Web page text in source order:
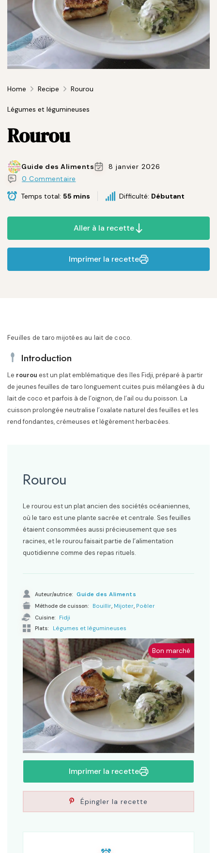
Home Recipe Rourou
Légumes et légumineuses
Rourou
Guide des Aliments
8 janvier 2026
0 Commentaire
Temps total: 55 mins Difficulté: Débutant
Aller à la recette
Imprimer la recette
Feuilles de taro mijotées au lait de coco.
Introduction
Le rourou est un plat emblématique des îles Fidji, préparé à partir
de jeunes feuilles de taro longuement cuites puis mélangées à du
lait de coco et parfois à de l’oignon, de l’ail ou du poisson. La
cuisson prolongée neutralise l’oxalate naturel des feuilles et les
rend fondantes, crémeuses et légèrement herbacées.
Rourou
Le rourou est un plat ancien des sociétés océaniennes,
où le taro est une plante sacrée et centrale. Ses feuilles
étaient consommées aussi précieusement que ses
racines, et le rourou faisait partie de l’alimentation
quotidienne comme des repas rituels.
Auteur/autrice: Guide des Aliments
Méthode de cuisson: Bouillir, Mijoter, Poêler
Cuisine: Fidji
Plats: Légumes et légumineuses
Imprimer la recette
Épingler la recette
Bon marché